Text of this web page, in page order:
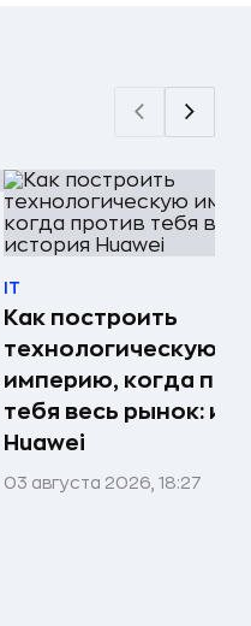
IT
Как построить
технологическую
империю, когда
тебя весь рынок:
Huawei
03 августа 2026, 18:27